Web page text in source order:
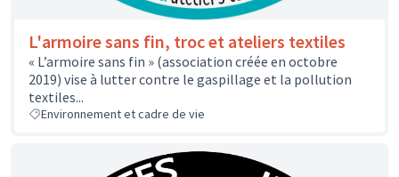
L'armoire sans fin, troc et ateliers textiles
« L’armoire sans fin » (association créée en octobre
2019) vise à lutter contre le gaspillage et la pollution
textiles...
Environnement et cadre de vie